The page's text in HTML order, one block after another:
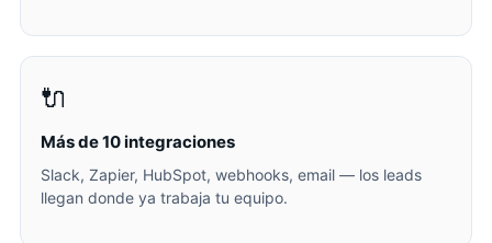
🔌
Más de 10 integraciones
Slack, Zapier, HubSpot, webhooks, email — los leads
llegan donde ya trabaja tu equipo.